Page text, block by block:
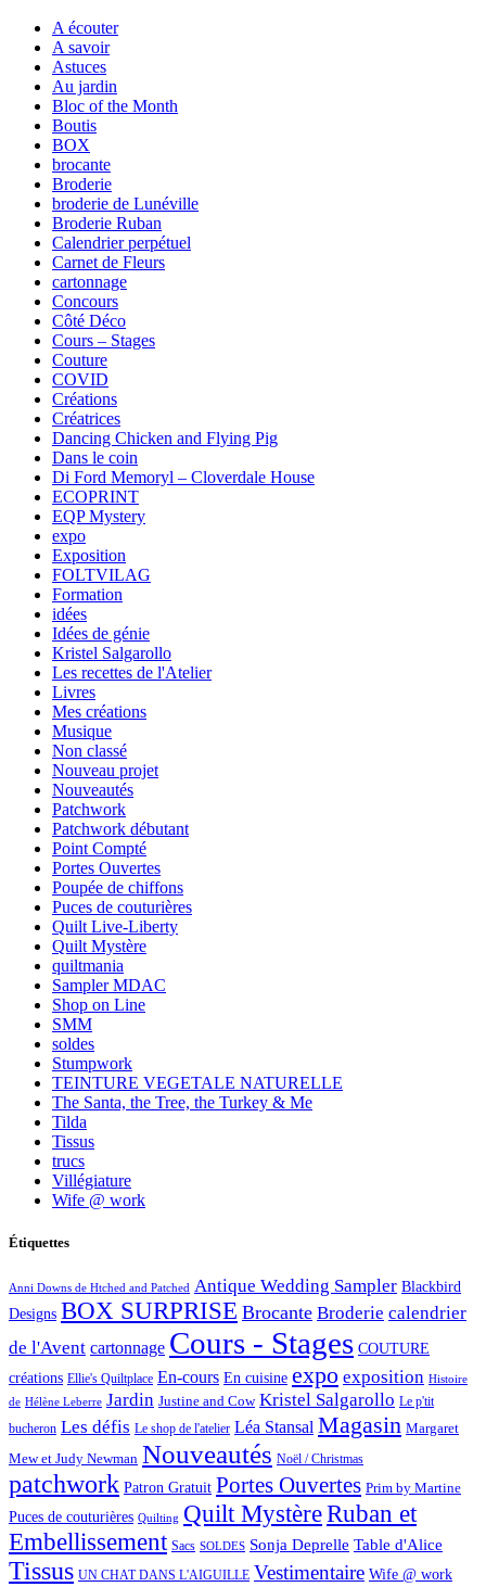
A écouter
A savoir
Astuces
Au jardin
Bloc of the Month
Boutis
BOX
brocante
Broderie
broderie de Lunéville
Broderie Ruban
Calendrier perpétuel
Carnet de Fleurs
cartonnage
Concours
Côté Déco
Cours – Stages
Couture
COVID
Créations
Créatrices
Dancing Chicken and Flying Pig
Dans le coin
Di Ford Memoryl – Cloverdale House
ECOPRINT
EQP Mystery
expo
Exposition
FOLTVILAG
Formation
idées
Idées de génie
Kristel Salgarollo
Les recettes de l'Atelier
Livres
Mes créations
Musique
Non classé
Nouveau projet
Nouveautés
Patchwork
Patchwork débutant
Point Compté
Portes Ouvertes
Poupée de chiffons
Puces de couturières
Quilt Live-Liberty
Quilt Mystère
quiltmania
Sampler MDAC
Shop on Line
SMM
soldes
Stumpwork
TEINTURE VEGETALE NATURELLE
The Santa, the Tree, the Turkey & Me
Tilda
Tissus
trucs
Villégiature
Wife @ work
Étiquettes
Anni Downs de Htched and Patched Antique Wedding Sampler Blackbird
Designs BOX SURPRISE Brocante Broderie calendrier
de l'Avent cartonnage Cours - Stages COUTURE
créations Ellie's Quiltplace En-cours En cuisine expo exposition Histoire
de Hélène Leberre Jardin Justine and Cow Kristel Salgarollo Le p'tit
bucheron Les défis Le shop de l'atelier Léa Stansal Magasin Margaret
Mew et Judy Newman Nouveautés Noël / Christmas
patchwork Patron Gratuit Portes Ouvertes Prim by Martine
Puces de couturières Quilting Quilt MystèreRuban et
Embellissement Sacs SOLDES Sonja Deprelle Table d'Alice
Tissus UN CHAT DANS L'AIGUILLE Vestimentaire Wife @ work